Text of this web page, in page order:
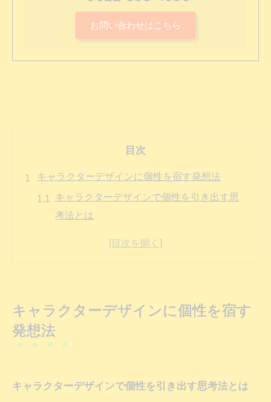
お問い合わせはこちら
目次
キャラクターデザインに個性を宿す発想法
キャラクターデザインで個性を引き出す思
考法とは
キャラクターデザイン初心者が悩む個性の
作り方
キャラデザノウハウで魅せる独自性の磨き方
キャラクターデザインに個性を宿す
発想法
キャラクターデザインで個性を引き出す思考法とは